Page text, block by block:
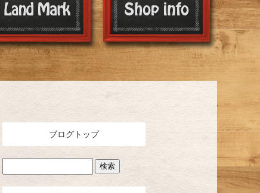
ブログトップ